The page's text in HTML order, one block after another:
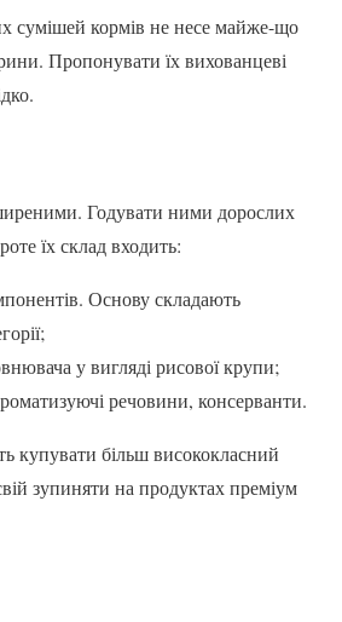
сумішей кормів не несе майже-що
Пропонувати їх вихованцеві
Годувати ними дорослих
їх склад входить:
Основу складають
у вигляді рисової крупи;
речовини, консерванти.
купувати більш висококласний
зупиняти на продуктах преміум